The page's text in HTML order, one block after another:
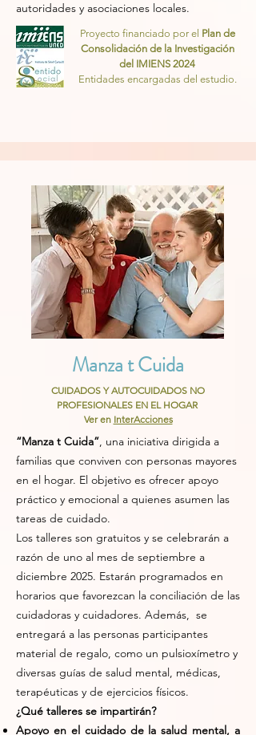
autoridades y asociaciones locales.​
Proyecto financiado por el Plan de
Consolidación de la Investigación
del IMIENS 2024
Entidades encargadas del estudio.
Manza t Cuida
CUIDADOS Y AUTOCUIDADOS NO
PROFESIONALES EN EL HOGAR
Ver en InterAcciones
“Manza t Cuida”, una iniciativa dirigida a
familias que conviven con personas mayores
en el hogar. El objetivo es ofrecer apoyo
práctico y emocional a quienes asumen las
tareas de cuidado.
Los talleres son gratuitos y se celebrarán a
razón de uno al mes de septiembre a
diciembre 2025. Estarán programados en
horarios que favorezcan la conciliación de las
cuidadoras y cuidadores. Además, se
entregará a las personas participantes
material de regalo, como un pulsioxímetro y
diversas guías de salud mental, médicas,
terapéuticas y de ejercicios físicos.
¿Qué talleres se impartirán?
Apoyo en el cuidado de la salud mental, a